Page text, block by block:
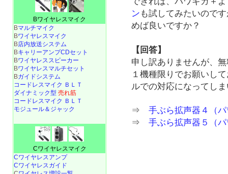
ン も試してみたいので
めば良いですか？
【回答】
申し訳ありませんが、
１機種限りでお願いし
ルでの対応になってし
⇒手ぶら拡声器４（
⇒手ぶら拡声器５（
Bワイヤレスマイク
Bマルチマイク
Bワイヤレスマイク
B店内放送システム
BキャリーアンプCDセット
Bワイヤレススピーカー
Bワイヤレスマルチセット
Bガイドシステム
コードレスマイク ＢＬＴ
ダイナミック型 売れ筋
コードレスマイク ＢＬＴ
モジュール＆ジャック
Cワイヤレスマイク
Cワイヤレスアンプ
Cワイヤレスガイド